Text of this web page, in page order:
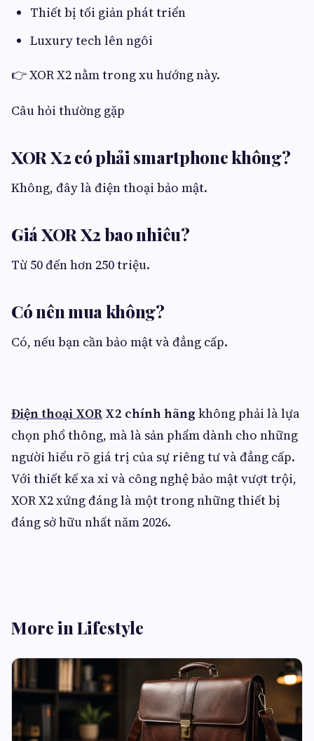
Thiết bị tối giản phát triển
Luxury tech lên ngôi
👉 XOR X2 nằm trong xu hướng này.
Câu hỏi thường gặp
XOR X2 có phải smartphone không?
Không, đây là điện thoại bảo mật.
Giá XOR X2 bao nhiêu?
Từ 50 đến hơn 250 triệu.
Có nên mua không?
Có, nếu bạn cần bảo mật và đẳng cấp.
Điện thoại XOR X2 chính hãng không phải là lựa
chọn phổ thông, mà là sản phẩm dành cho những
người hiểu rõ giá trị của sự riêng tư và đẳng cấp.
Với thiết kế xa xỉ và công nghệ bảo mật vượt trội,
XOR X2 xứng đáng là một trong những thiết bị
đáng sở hữu nhất năm 2026.
More in Lifestyle